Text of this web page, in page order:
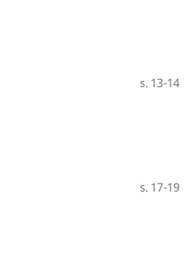
s. 13-14
s. 17-19